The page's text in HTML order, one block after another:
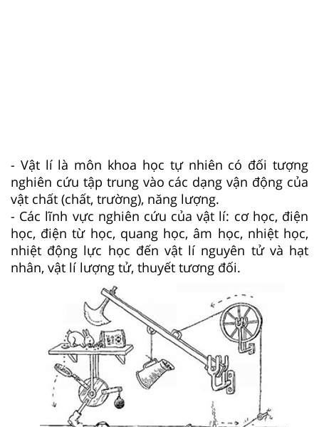
- Vật lí là môn khoa học tự nhiên có đối tượng
nghiên cứu tập trung vào các dạng vận động của
vật chất (chất, trường), năng lượng.
- Các lĩnh vực nghiên cứu của vật lí: cơ học, điện
học, điện từ học, quang học, âm học, nhiệt học,
nhiệt động lực học đến vật lí nguyên tử và hạt
nhân, vật lí lượng tử, thuyết tương đối.